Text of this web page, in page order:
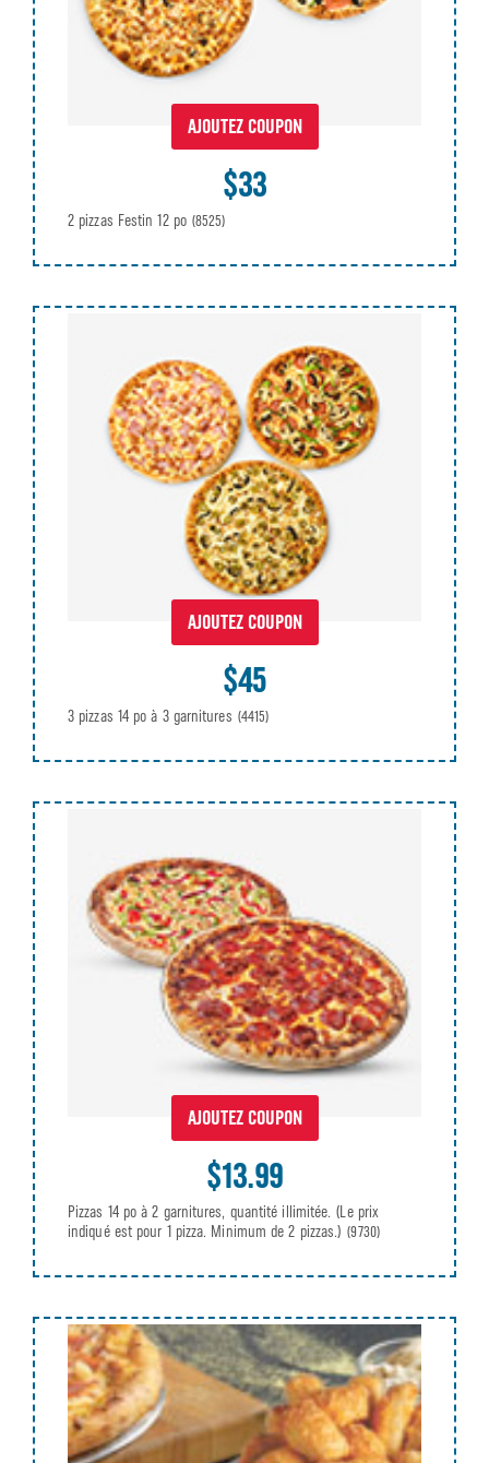
AJOUTEZ COUPON
$33
2 pizzas Festin 12 po (8525)
AJOUTEZ COUPON
$45
3 pizzas 14 po à 3 garnitures (4415)
AJOUTEZ COUPON
$13.99
Pizzas 14 po à 2 garnitures, quantité illimitée. (Le prix
indiqué est pour 1 pizza. Minimum de 2 pizzas.) (9730)